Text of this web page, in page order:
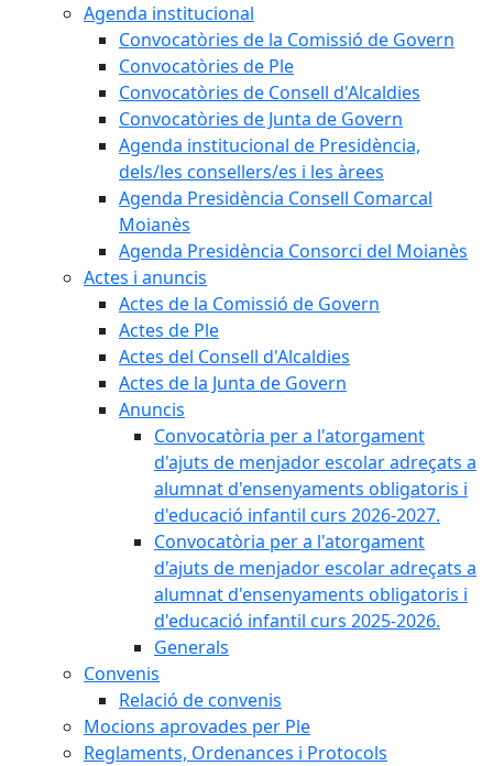
Agenda institucional
Convocatòries de la Comissió de Govern
Convocatòries de Ple
Convocatòries de Consell d'Alcaldies
Convocatòries de Junta de Govern
Agenda institucional de Presidència,
dels/les consellers/es i les àrees
Agenda Presidència Consell Comarcal
Moianès
Agenda Presidència Consorci del Moianès
Actes i anuncis
Actes de la Comissió de Govern
Actes de Ple
Actes del Consell d'Alcaldies
Actes de la Junta de Govern
Anuncis
Convocatòria per a l'atorgament
d'ajuts de menjador escolar adreçats a
alumnat d'ensenyaments obligatoris i
d'educació infantil curs 2026-2027.
Convocatòria per a l'atorgament
d'ajuts de menjador escolar adreçats a
alumnat d'ensenyaments obligatoris i
d'educació infantil curs 2025-2026.
Generals
Convenis
Relació de convenis
Mocions aprovades per Ple
Reglaments, Ordenances i Protocols